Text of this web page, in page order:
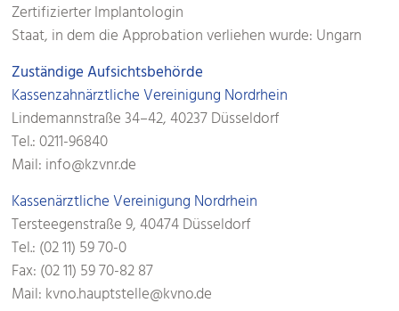
Zertifizierter Implantologin
Staat, in dem die Approbation verliehen wurde: Ungarn
Zuständige Aufsichtsbehörde
Kassenzahnärztliche Vereinigung Nordrhein
Lindemannstraße 34–42, 40237 Düsseldorf
Tel.: 0211-96840
Mail: info@kzvnr.de
Kassenärztliche Vereinigung Nordrhein
Tersteegenstraße 9, 40474 Düsseldorf
Tel.: (02 11) 59 70-0
Fax: (02 11) 59 70-82 87
Mail: kvno.hauptstelle@kvno.de